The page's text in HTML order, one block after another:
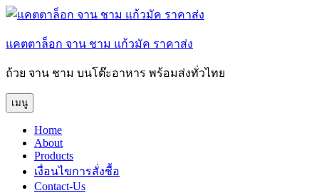
ข้าม
ยัง
บทความ
แคตตาล็อก จาน ชาม แก้วมัค ราคาส่ง
ถ้วย จาน ชาม บนโต๊ะอาหาร พร้อมส่งทั่วไทย
เมนู
Home
About
Products
เงื่อนไขการสั่งชื้อ
Contact-Us